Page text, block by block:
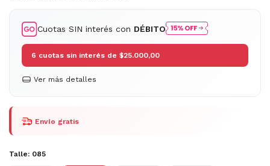
Cuotas SIN interés con DÉBITO
6 cuotas sin interés de $25.000,00
Ver más detalles
Envío gratis
Talle: 085